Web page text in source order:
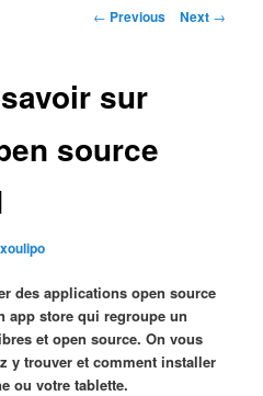
Post
← Previous Next →
sur
source
des applications open source
app store qui regroupe un
et open source. On vous
y trouver et comment installer
ou votre tablette.